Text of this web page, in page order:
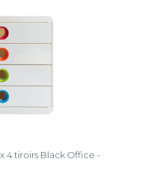
4 tiroirs Black Office -